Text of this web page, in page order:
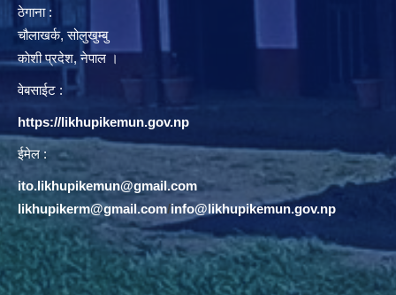
ठेगाना :
चौलाखर्क, सोलुखुम्बु
काेशी प्रदेश, नेपाल ।
वेबसाईट :
https://likhupikemun.gov.np
ईमेल :
ito.likhupikemun@gmail.com
likhupikerm@gmail.com/info@likhupikemun.gov.np